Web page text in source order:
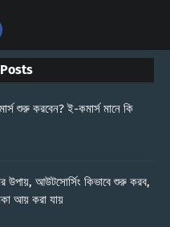
শুরু করবেন? ই-কমার্স মানে কি
উপায়, আউটসোর্সিং কিভাবে শুরু করব,
আয় করা যায়